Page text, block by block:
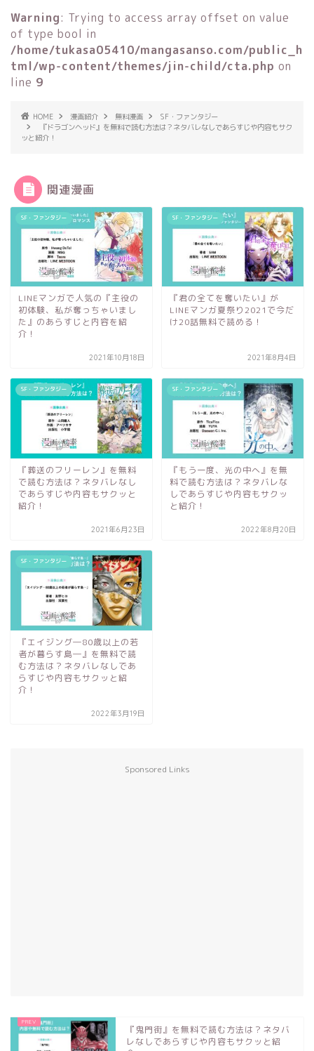
Warning: Trying to access array offset on value
of type bool in
/home/tukasa05410/mangasanso.com/public_h
tml/wp-content/themes/jin-child/cta.php on
line 9
HOME 漫画紹介 無料漫画
SF・ファンタジー
『ドラゴンヘッド』を無料で読む方法は？ネタバレなしであらすじや内容もサク
ッと紹介！
関連漫画
SF・ファンタジー
LINEマンガで人気の『主役の
初体験、私が奪っちゃいまし
た』のあらすじと内容を紹
介！
2021年10月18日
SF・ファンタジー
『君の全てを奪いたい』が
LINEマンガ夏祭り2021で今だ
け20話無料で読める！
2021年8月4日
SF・ファンタジー
『葬送のフリーレン』を無料
で読む方法は？ネタバレなし
であらすじや内容もサクッと
紹介！
2021年6月23日
SF・ファンタジー
『もう一度、光の中へ』を無
料で読む方法は？ネタバレな
しであらすじや内容もサクッ
と紹介！
2022年8月20日
SF・ファンタジー
『エイジング―80歳以上の若
者が暮らす島―』を無料で読
む方法は？ネタバレなしであ
らすじや内容もサクッと紹
介！
2022年3月19日
Sponsored Links
『鬼門街』を無料で読む方法は？ネタバ
レなしであらすじや内容もサクッと紹